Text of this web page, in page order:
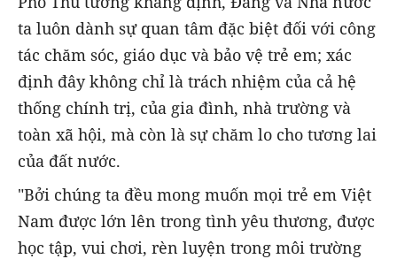
ta luôn dành sự quan tâm đặc biệt đối với công
tác chăm sóc, giáo dục và bảo vệ trẻ em; xác
định đây không chỉ là trách nhiệm của cả hệ
thống chính trị, của gia đình, nhà trường và
toàn xã hội, mà còn là sự chăm lo cho tương lai
của đất nước.
"Bởi chúng ta đều mong muốn mọi trẻ em Việt
Nam được lớn lên trong tình yêu thương, được
học tập, vui chơi, rèn luyện trong môi trường